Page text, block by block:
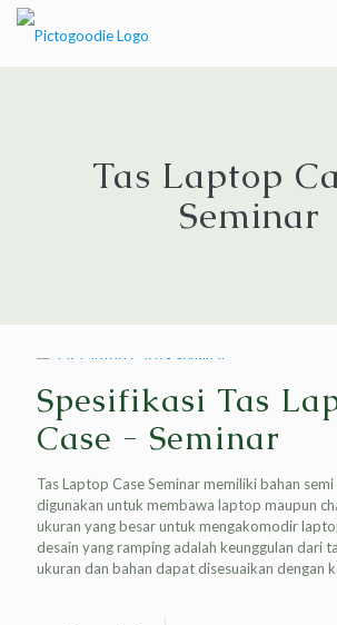
Tas Laptop
Seminar
Spesifikasi Tas
Case - Seminar
Tas Laptop Case Seminar memiliki bahan
digunakan untuk membawa laptop maupun
ukuran yang besar untuk mengakomodir
desain yang ramping adalah keunggulan dari
ukuran dan bahan dapat disesuaikan dengan